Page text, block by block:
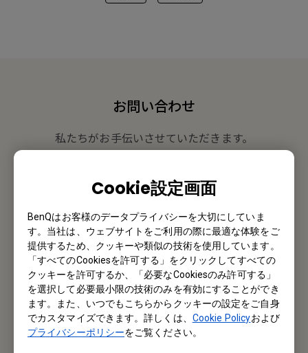
Cookie設定画面
BenQはお客様のデータプライバシーを大切にしていま
す。当社は、ウェブサイトをご利用の際に最適な体験をご
提供するため、クッキーや類似の技術を使用しています。
「すべてのCookiesを許可する」をクリックしてすべての
クッキーを許可するか、「必要なCookiesのみ許可する」
を選択して必要最小限の技術のみを有効にすることができ
ます。また、いつでもこちらからクッキーの設定をご自身
でカスタマイズできます。詳しくは、 Cookie Policyおよび
プライバシーポリシーをご覧ください。
お問い合わせ
私たちがお手伝いさせていただきます。
お問い合わせ
メルマガ登録
製品情報や活用事例、特典情報などを配信中です。
登録する